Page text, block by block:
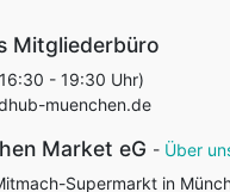
Mitgliederbüro
- 19:30 Uhr)
muenchen.de
Market eG - Über
Supermarkt in